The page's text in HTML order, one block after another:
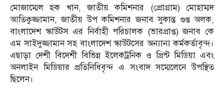
মোজাম্মেল হক খান, জাতীয় কমিশনার (প্রোগ্রাম) মোহাম্মদ
আতিকুজ্জামান, জাতীয় উপ কমিশনার জনাব সুকান্ত গুপ্ত অলক,
বাংলাদেশ স্কাউটস এর নির্বাহী পরিচালক (ভারপ্রাপ্ত) জনাব কে
এম সাইদুজ্জামান সহ বাংলাদেশ স্কাউটসের অন্যান্য কর্মকর্তাবৃন্দ।
এছাড়া দেশী বিদেশী বিভিন্ন ইলেকট্রনিক ও প্রিন্ট মিডিয়া এবং
অনলাইন মিডিয়ার প্রতিনিধিবৃন্দ এ সংবাদ সম্মেলেনে উপস্থিত
ছিলেন।